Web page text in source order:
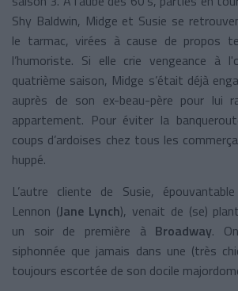
Shy Baldwin, Midge et Susie se
le tarmac, virées à cause de propos
l’humoriste. Si elle crie vengeance à
quatrième saison, Midge s’était déjà
auprès de son ex-beau-père pour lui
appartement. Pour éviter la
coups d’ardoises chez tous les
huppé.
L’autre cliente de Susie,
Lennon (Jane Lynch), venait de (se)
un soir de première à Broadway.
siphonnée que jamais dans une (très
toujours escortée de son docile